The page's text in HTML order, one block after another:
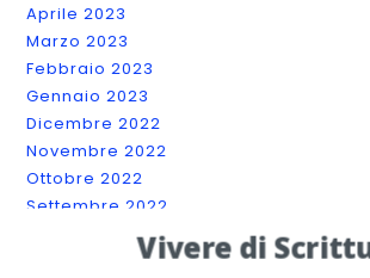
Aprile 2023
Marzo 2023
Febbraio 2023
Gennaio 2023
Dicembre 2022
Novembre 2022
Ottobre 2022
Settembre 2022
Agosto 2022Vivere di